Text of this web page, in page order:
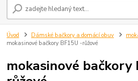
Úvod Dámské bačkory a domácí obuv
mokasinové bačkory BF15U -růžové
mokasinové bačkory